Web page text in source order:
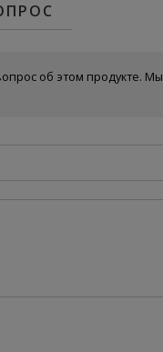
об этом продукте. Мы